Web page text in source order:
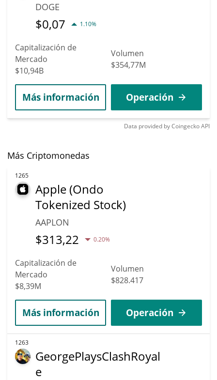
DOGE
$0,07 1.10%
Capitalización de
Mercado
$10,94B
Volumen
$354,77M
Más información Operación
Data provided byCoingeckoAPI
Más Criptomonedas
1265
Apple (Ondo
Tokenized Stock)
AAPLON
$313,22 0.20%
Capitalización de
Mercado
$8,39M
Volumen
$828.417
Más información Operación
1263
GeorgePlaysClashRoyal
e